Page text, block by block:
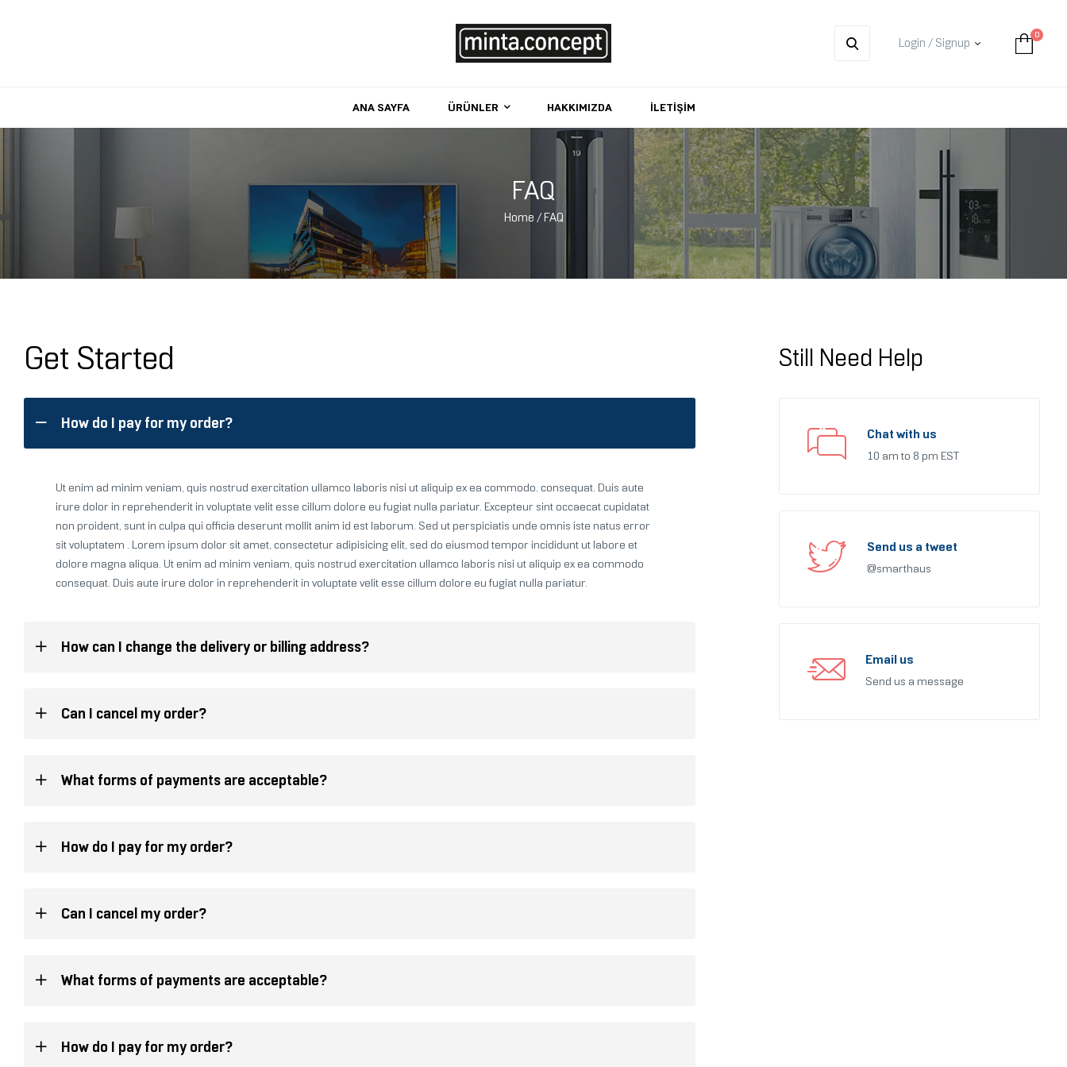
Concept
Login / Signup
0
ANA SAYFA ÜRÜNLER HAKKIMIZDA İLETIŞIM
FAQ
Home / FAQ
Get Started
How do I pay for my order?
Ut enim ad minim veniam, quis nostrud exercitation ullamco laboris nisi ut aliquip ex ea commodo. consequat. Duis aute
irure dolor in reprehenderit in voluptate velit esse cillum dolore eu fugiat nulla pariatur. Excepteur sint occaecat cupidatat
non proident, sunt in culpa qui officia deserunt mollit anim id est laborum. Sed ut perspiciatis unde omnis iste natus error
sit voluptatem . Lorem ipsum dolor sit amet, consectetur adipisicing elit, sed do eiusmod tempor incididunt ut labore et
dolore magna aliqua. Ut enim ad minim veniam, quis nostrud exercitation ullamco laboris nisi ut aliquip ex ea commodo
consequat. Duis aute irure dolor in reprehenderit in voluptate velit esse cillum dolore eu fugiat nulla pariatur.
How can I change the delivery or billing address?
Can I cancel my order?
What forms of payments are acceptable?
How do I pay for my order?
Can I cancel my order?
What forms of payments are acceptable?
How do I pay for my order?
Still Need Help
Chat with us
10 am to 8 pm EST
Send us a tweet
@smarthaus
Email us
Send us a message